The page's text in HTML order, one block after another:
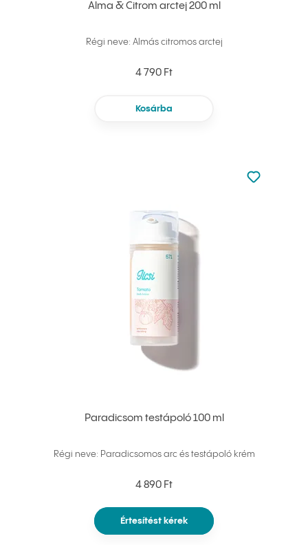
Alma & Citrom arctej 200 ml
Régi neve: Almás citromos arctej
4 790 Ft
Kosárba
Paradicsom testápoló 100 ml
Régi neve: Paradicsomos arc és testápoló krém
4 890 Ft
Értesítést kérek
Nincsen
Hozzáadás